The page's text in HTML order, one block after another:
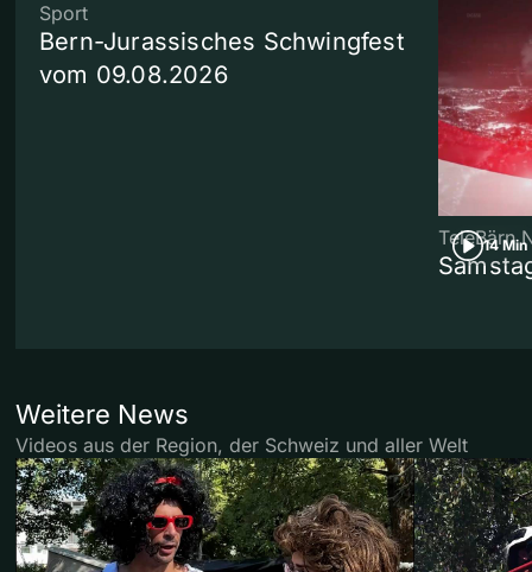
Sport
Bern-Jurassisches Schwingfest
vom 09.08.2026
14 Min
TeleBärn
Weitere News
Videos aus der Region, der Schweiz und aller Welt